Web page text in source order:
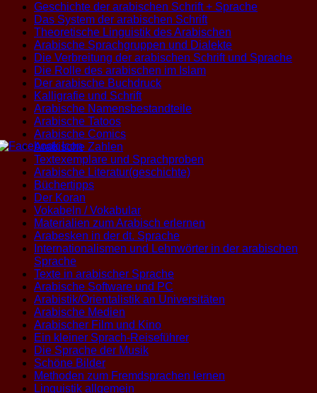
Geschichte der arabischen Schrift + Sprache
Das System der arabischen Schrift
Theoretische Linguistik des Arabischen
Arabische Sprachgruppen und Dialekte
Die Verbreitung der arabischen Schrift und Sprache
Die Rolle des arabischen im Islam
Der arabische Buchdruck
Kalligrafie und Schrift
Arabische Namensbestandteile
Arabische Tatoos
Arabische Comics
Arabische Zahlen
Textexemplare und Sprachproben
Arabische Literatur(geschichte)
Büchertipps
Der Koran
Vokabeln / Vokabular
Materialien zum Arabisch erlernen
Arabesken in der dt. Sprache
Internationalismen und Lehnwörter in der arabischen
Sprache
Texte in arabischer Sprache
Arabische Software und PC
Arabistik/Orientalistik an Universitäten
Arabische Medien
Arabischer Film und Kino
Ein kleiner Sprach-Reiseführer
Die Sprache der Musik
Schöne Bilder
Methoden zum Fremdsprachen lernen
Linguistik allgemein